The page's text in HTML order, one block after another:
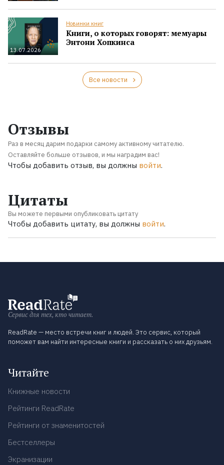
13.07.2026
Новинки книг
Книги, о которых говорят: мемуары
Энтони Хопкинса
Все новости
Отзывы
Раз в месяц дарим подарки самому активному читателю.
Оставляйте больше отзывов, и мы наградим вас!
Чтобы добавить отзыв, вы должны войти.
Цитаты
Вы можете первыми опубликовать цитату
Чтобы добавить цитату, вы должны войти.
Сервис для тех, кто читает.
ReadRate — место встречи книг и людей. Это сервис, который
поможет вам найти интересные книги и рассказать о них друзьям.
Читайте
Книжные новости
Рейтинги ReadRate
Рейтинги от знаменитостей
Бестселлеры
Экранизации